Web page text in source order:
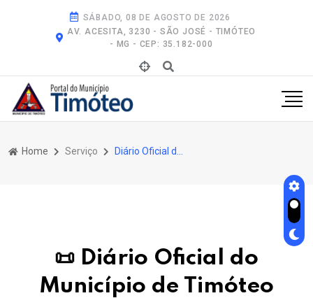
SÁBADO, 08 DE AGOSTO DE 2026
AV. ACESITA, 3230 - SÃO JOSÉ - TIMÓTEO
- MG - CEP: 35.182-000
Home Serviço
📜 Diário Oficial do
Município de Timóteo